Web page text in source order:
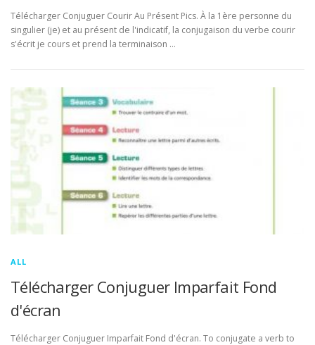
Télécharger Conjuguer Courir Au Présent Pics. À la 1ère personne du
singulier (je) et au présent de l'indicatif, la conjugaison du verbe courir
s'écrit je cours et prend la terminaison …
ALL
Télécharger Conjuguer Imparfait Fond
d'écran
Télécharger Conjuguer Imparfait Fond d'écran. To conjugate a verb to